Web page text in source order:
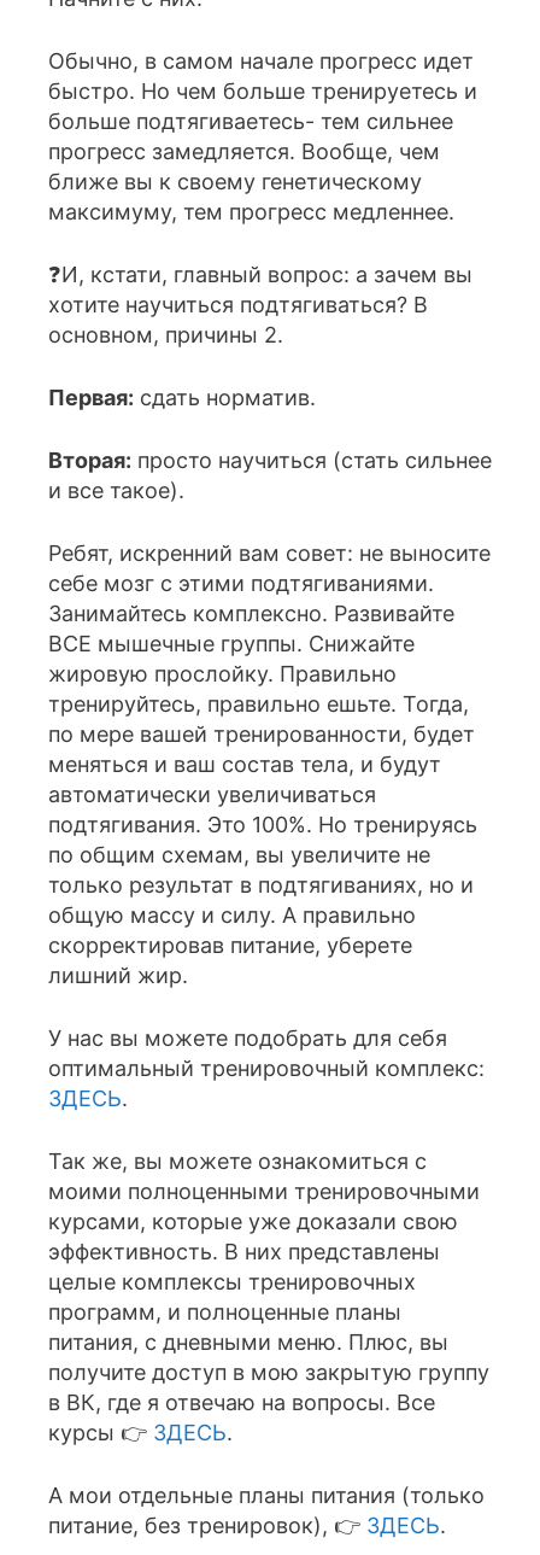
Обычно, в самом начале прогресс идет
быстро. Но чем больше тренируетесь и
больше подтягиваетесь- тем сильнее
прогресс замедляется. Вообще, чем
ближе вы к своему генетическому
максимуму, тем прогресс медленнее.
❓И, кстати, главный вопрос: а зачем вы
хотите научиться подтягиваться? В
основном, причины 2.
Первая: сдать норматив.
Вторая: просто научиться (стать сильнее
и все такое).
Ребят, искренний вам совет: не выносите
себе мозг с этими подтягиваниями.
Занимайтесь комплексно. Развивайте
ВСЕ мышечные группы. Снижайте
жировую прослойку. Правильно
тренируйтесь, правильно ешьте. Тогда,
по мере вашей тренированности, будет
меняться и ваш состав тела, и будут
автоматически увеличиваться
подтягивания. Это 100%. Но тренируясь
по общим схемам, вы увеличите не
только результат в подтягиваниях, но и
общую массу и силу. А правильно
скорректировав питание, уберете
лишний жир.
У нас вы можете подобрать для себя
оптимальный тренировочный комплекс:
ЗДЕСЬ.
Так же, вы можете ознакомиться с
моими полноценными тренировочными
курсами, которые уже доказали свою
эффективность. В них представлены
целые комплексы тренировочных
программ, и полноценные планы
питания, с дневными меню. Плюс, вы
получите доступ в мою закрытую группу
в ВК, где я отвечаю на вопросы. Все
курсы 👉 ЗДЕСЬ.
А мои отдельные планы питания (только
питание, без тренировок), 👉 ЗДЕСЬ.